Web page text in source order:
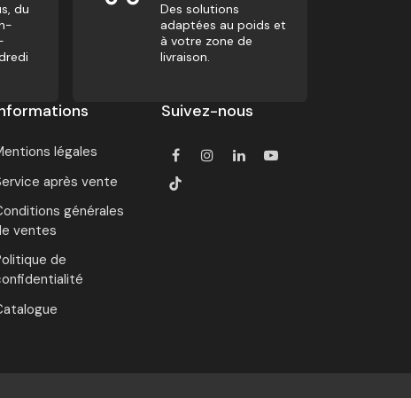
du
Des solutions
adaptées au poids et
à votre zone de
livraison.
légales
après vente
générales
ventes
de
Suivez-nous